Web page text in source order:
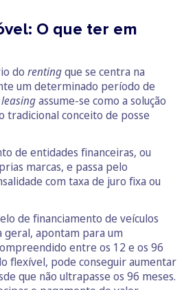
O que ter em
do rentingque se centra na
um determinado período de
leasingassume-se como a solução
tradicional conceito de posse
de entidades financeiras, ou
marcas, e passa pelo
com taxa de juro fixa ou
de financiamento de veículos
geral, apontam para um
entre os 12 e os 96
flexível, pode conseguir aumentar
que não ultrapasse os 96 meses.